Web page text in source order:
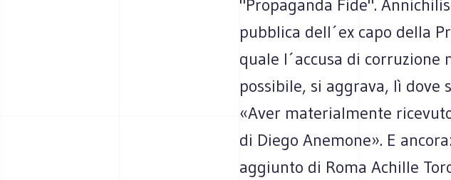
"Propaganda Fide".
pubblica dell´ex capo della
quale l´accusa di corruzione
possibile, si aggrava, lì dove
«Aver materialmente
di Diego Anemone». E
aggiunto di Roma Achille